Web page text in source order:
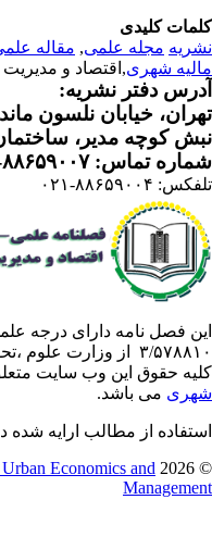
کلیدی
مجله علمی, مقاله علمی
شهری ,اقتصاد و مدیریت
دفتر نشریه:
خیابان نلسون
کوچه مدیر، ساختمان مدیر -
تماس: ۸۸۶۵۹۰۰۷-۰۲۱
۸۸۶۵۹۰۰۴-۰۲۱
فصل نامه دارای درجه
وزارت علوم ،تحقیقات فناوری است .
حقوق این وب سایت
می باشد.
از مطالب ارایه شده در
©
Urban Economics and